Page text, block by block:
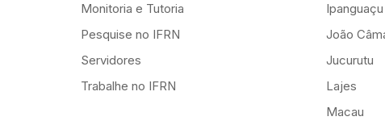
Monitoria e Tutoria
Pesquise no IFRN
Servidores
Trabalhe no IFRN
Ipanguaçu
João
Jucurutu
Lajes
Macau